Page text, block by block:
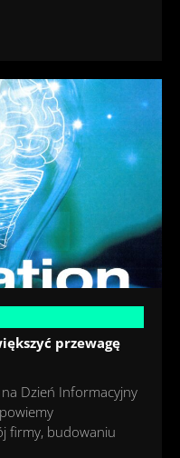
przewagę
Dzień Informacyjny
firmy, budowaniu